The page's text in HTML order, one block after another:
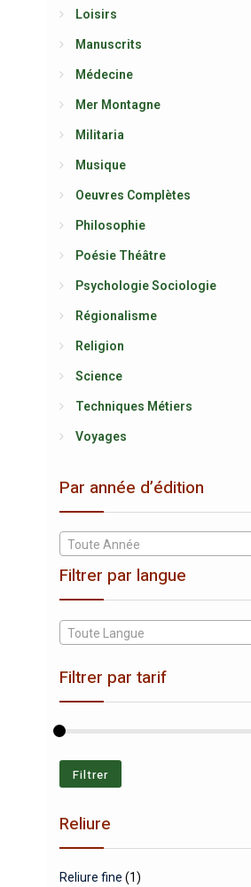
Loisirs
Manuscrits
Médecine
Mer Montagne
Militaria
Musique
Oeuvres Complètes
Philosophie
Poésie Théâtre
Psychologie Sociologie
Régionalisme
Religion
Science
Techniques Métiers
Voyages
Par année d’édition
Toute Année
Filtrer par langue
Toute Langue
Filtrer par tarif
Filtrer
Reliure
Reliure fine (1)